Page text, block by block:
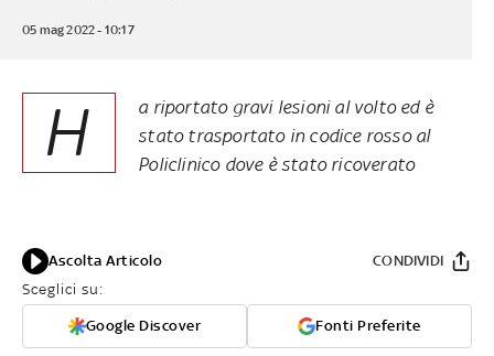
05 mag 2022 - 10:17
H
a riportato gravi lesioni al volto ed è
stato trasportato in codice rosso al
Policlinico dove è stato ricoverato
Ascolta Articolo
Sceglici su:
Google Discover Fonti Preferite
CONDIVIDI